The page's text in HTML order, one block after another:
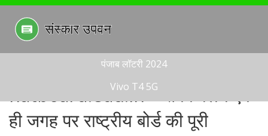
पंजाब लॉटरी 2024
Vivo T4 5G
natboard.edu.in – सबके लिये एक
ही जगह पर राष्ट्रीय बोर्ड की पूरी